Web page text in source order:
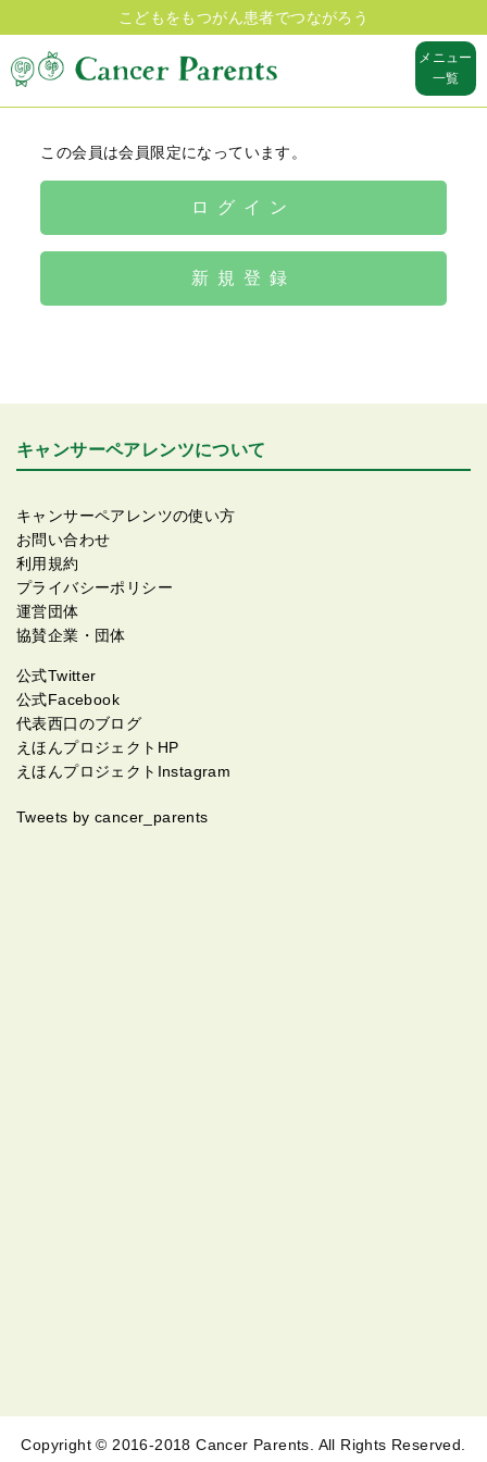
こどもをもつがん患者でつながろう
メニュー
一覧
この会員は会員限定になっています。
ログイン
新規登録
キャンサーペアレンツについて
キャンサーペアレンツの使い方
お問い合わせ
利用規約
プライバシーポリシー
運営団体
協賛企業・団体
公式Twitter
公式Facebook
代表西口のブログ
えほんプロジェクトHP
えほんプロジェクトInstagram
Tweets by cancer_parents
Copyright © 2016-2018 Cancer Parents. All Rights Reserved.